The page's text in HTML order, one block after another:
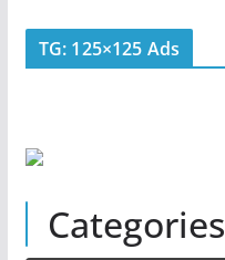
TG: 125×125 Ads
Categories